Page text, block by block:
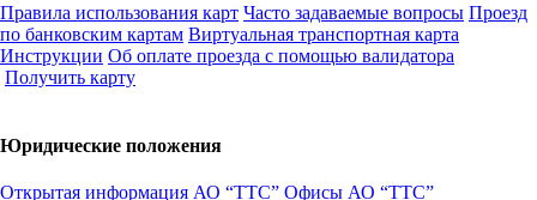
Правила использования карт Часто задаваемые вопросы Проезд
по банковским картам Виртуальная транспортная карта
Инструкции Об оплате проезда с помощью валидатора
Получить карту
Юридические положения
Открытая информация АО “ТТС” Офисы АО “ТТС”